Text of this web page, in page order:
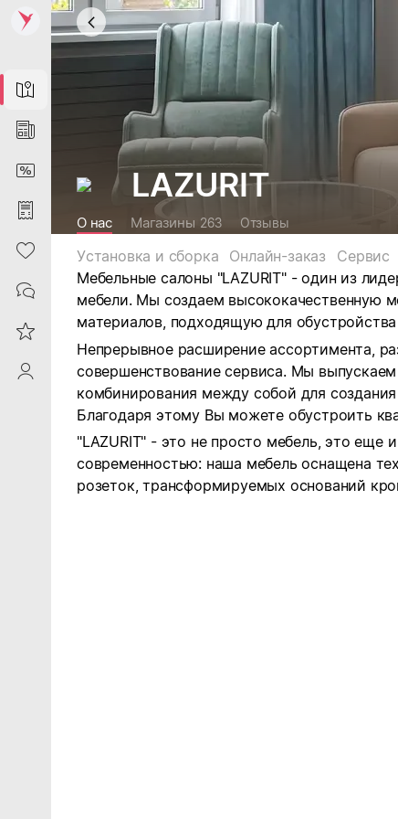
Map
News
DiscountCard
Purchases
Heart
Contacts
Reviews
ProfileSaby
LAZURIT
О нас Магазины 263 Отзывы
Установка и сборка Онлайн-заказ Сервис
Мебельные салоны "LAZURIT" - один из
мебели. Мы создаем высококачественную
материалов, подходящую для
Непрерывное расширение ассортимента,
совершенствование сервиса. Мы
комбинирования между собой для
Благодаря этому Вы можете обустроить
"LAZURIT" - это не просто мебель, это еще
современностью: наша мебель оснащена
розеток, трансформируемых оснований